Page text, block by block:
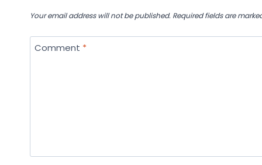
Your email address will not be published. Required fields are
Comment *